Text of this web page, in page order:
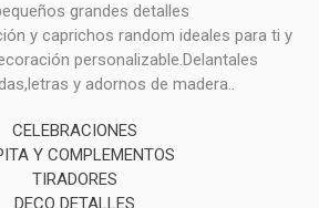
grandes detalles
y caprichos random ideales para ti y
personalizable.Delantales
y adornos de madera..
CELEBRACIONES
Y COMPLEMENTOS
TIRADORES
DECO DETALLES